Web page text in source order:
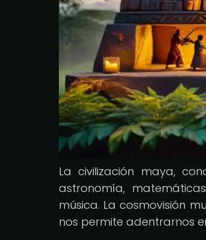
La civilización maya,
astronomía,
música. La cosmovisión
nos permite adentrarnos